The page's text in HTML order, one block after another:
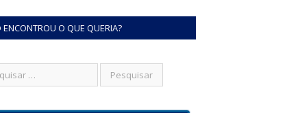
ENCONTROU O QUE QUERIA?